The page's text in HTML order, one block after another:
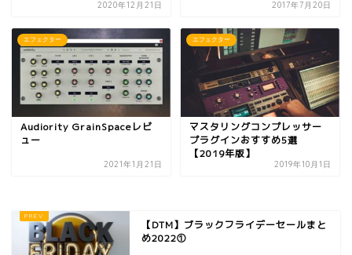
2020年12月21日 2017年7月20日
エフェクター
Audiority GrainSpaceレビ
ュー
2021年1月21日
エフェクター
マスタリングコンプレッサー
プラグインおすすめ5選
【2019年版】
2019年10月1日
【DTM】ブラックフライデーセールまと
め2022①